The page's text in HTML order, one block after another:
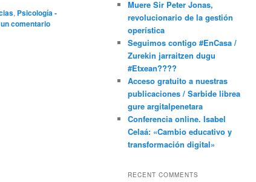
, Psicología -
comentario
Muere Sir Peter Jonas,
revolucionario de la gestión
operística
Seguimos contigo #EnCasa /
Zurekin jarraitzen dugu
#Etxean????
Acceso gratuito a nuestras
publicaciones / Sarbide librea
gure argitalpenetara
Conferencia online. Isabel
Celaá: «Cambio educativo y
transformación digital»
RECENT COMMENTS